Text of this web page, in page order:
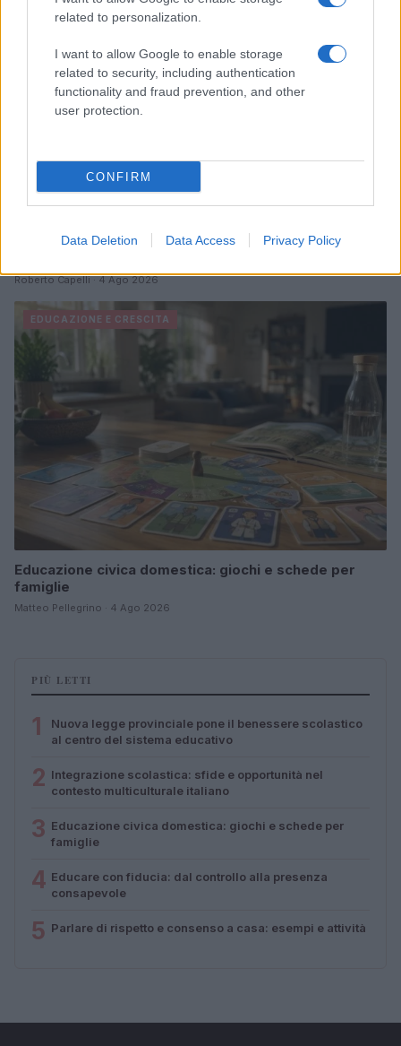
related to personalization.
I want to allow Google to enable storage
related to security, including authentication
functionality and fraud prevention, and other
user protection.
CONFIRM
Data Deletion Data Access Privacy Policy
Integrazione scolastica: sfide e opportunità nel
Roberto Capelli · 4 Ago 2026
EDUCAZIONE E CRESCITA
Educazione civica domestica: giochi e schede per
famiglie
Matteo Pellegrino · 4 Ago 2026
PIÙ LETTI
1
Nuova legge provinciale pone il benessere scolastico
al centro del sistema educativo
2 Integrazione scolastica: sfide e opportunità nel
contesto multiculturale italiano
3 Educazione civica domestica: giochi e schede per
famiglie
4 Educare con fiducia: dal controllo alla presenza
consapevole
5 Parlare di rispetto e consenso a casa: esempi e attività